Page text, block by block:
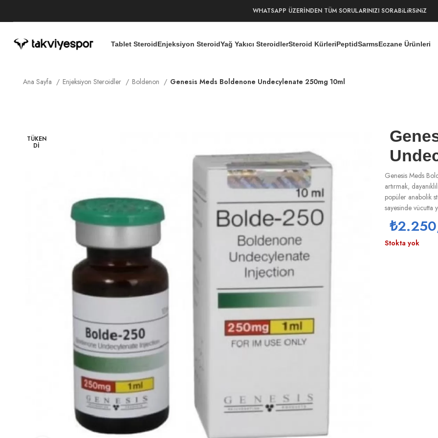
WHATSAPP ÜZERİNDEN TÜM SORULARINIZI SORABiLiRSiNiZ
Tablet SteroidEnjeksiyon SteroidYağ Yakıcı SteroidlerSteroid KürleriPeptidSarmsEczane Ürünleri
Ana Sayfa Enjeksiyon Steroidler Boldenon Genesis Meds Boldenone Undecylenate 250mg 10ml
TÜKEN
DI
Genesis Meds
artırmak,
popüler anabolik
sayesinde vücutta
₺
Stokta yok